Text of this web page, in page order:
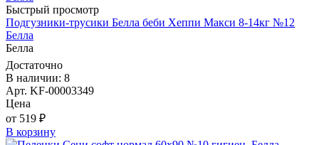
Быстрый просмотр
Подгузники-трусики Белла беби Хеппи Макси 8-14кг №12
Белла
Белла
Достаточно
В наличии: 8
Арт. KF-00003349
Цена
от 519 ₽
В корзину